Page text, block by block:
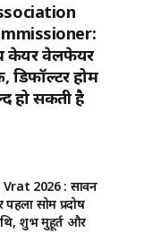
केयर वेलफेयर
होम
हो सकती है
2026 : सावन
पहला सोम प्रदोष
शुभ मुहूर्त और